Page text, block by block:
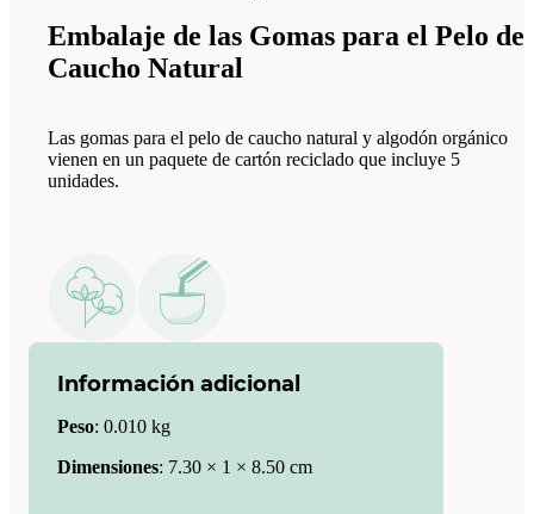
Embalaje de las Gomas para el Pelo de
Caucho Natural
Las gomas para el pelo de caucho natural y algodón orgánico
vienen en un paquete de cartón reciclado que incluye 5
unidades.
Información adicional
Peso: 0.010 kg
Dimensiones: 7.30 × 1 × 8.50 cm